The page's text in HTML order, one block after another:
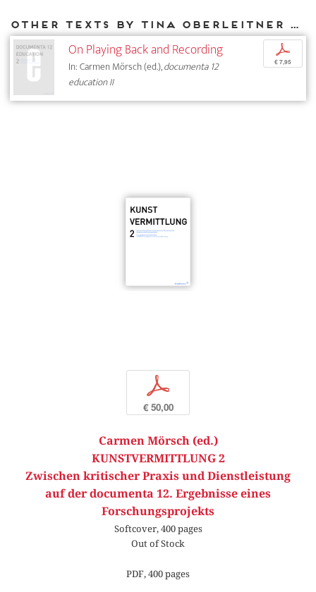
Other texts by Tina Oberleitner for DIAPHANES
On Playing Back and Recording
In: Carmen Mörsch (ed.),documenta 12
education II
p
€ 7,95
p
€ 50,00
Carmen Mörsch (ed.)
KUNSTVERMITTLUNG 2
Zwischen kritischer Praxis und Dienstleistung
auf der documenta 12. Ergebnisse eines
Forschungsprojekts
Softcover, 400 pages
Out of Stock
PDF, 400 pages